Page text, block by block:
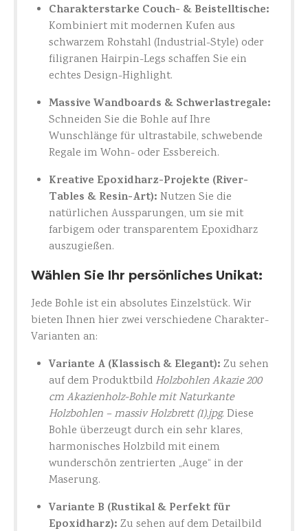
Charakterstarke Couch- & Beistelltische:
Kombiniert mit modernen Kufen aus
schwarzem Rohstahl (Industrial-Style) oder
filigranen Hairpin-Legs schaffen Sie ein
echtes Design-Highlight.
Massive Wandboards & Schwerlastregale:
Schneiden Sie die Bohle auf Ihre
Wunschlänge für ultrastabile, schwebende
Regale im Wohn- oder Essbereich.
Kreative Epoxidharz-Projekte (River-
Tables & Resin-Art): Nutzen Sie die
natürlichen Aussparungen, um sie mit
farbigem oder transparentem Epoxidharz
auszugießen.
Wählen Sie Ihr persönliches Unikat:
Jede Bohle ist ein absolutes Einzelstück. Wir
bieten Ihnen hier zwei verschiedene Charakter-
Varianten an:
Variante A (Klassisch & Elegant): Zu sehen
auf dem Produktbild Holzbohlen Akazie 200
cm Akazienholz-Bohle mit Naturkante
Holzbohlen – massiv Holzbrett (1).jpg. Diese
Bohle überzeugt durch ein sehr klares,
harmonisches Holzbild mit einem
wunderschön zentrierten „Auge“ in der
Maserung.
Variante B (Rustikal & Perfekt für
Epoxidharz): Zu sehen auf dem Detailbild